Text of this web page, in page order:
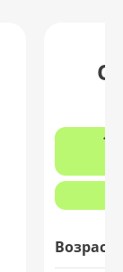
Возраст: